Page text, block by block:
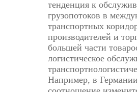
тенденция к
грузопотоков в
транспортных
производителей и
большей части
логистическое
Например, в